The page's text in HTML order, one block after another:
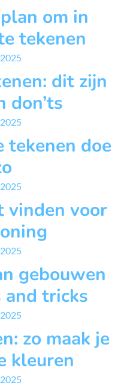
om in
tekenen
dit zijn
don’ts
tekenen doe
vinden voor
gebouwen
tricks
zo maak je
kleuren